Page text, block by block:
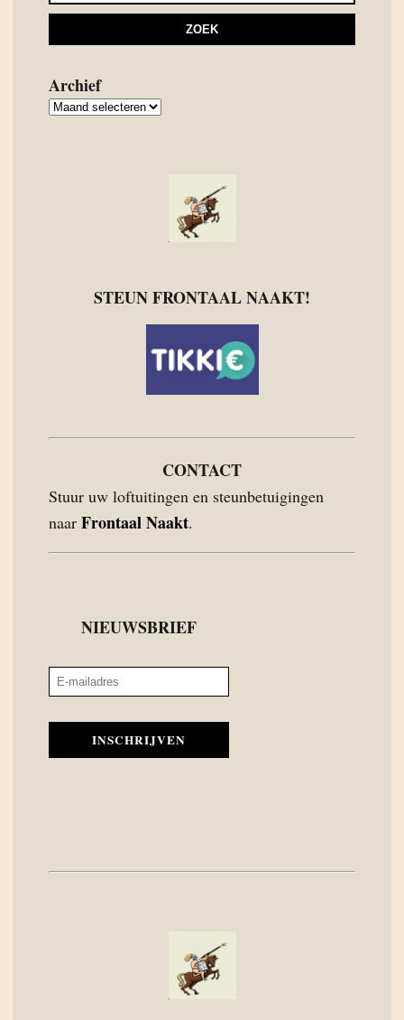
Archief
Archief
STEUN FRONTAAL NAAKT!
CONTACT
Stuur uw loftuitingen en steunbetuigingen
naar Frontaal Naakt.
NIEUWSBRIEF
INSCHRIJVEN